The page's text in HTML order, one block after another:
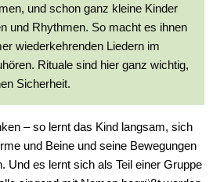
und schon ganz kleine Kinder
und Rhythmen. So macht es ihnen
wiederkehrenden Liedern im
Rituale sind hier ganz wichtig,
Sicherheit.
– so lernt das Kind langsam, sich
und Beine und seine Bewegungen
Und es lernt sich als Teil einer Gruppe